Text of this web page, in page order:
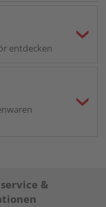
entdecken
&